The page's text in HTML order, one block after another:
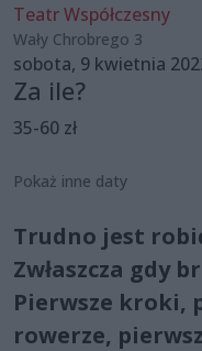
Teatr Współczesny
Wały Chrobrego 3
sobota, 9 kwietnia
Za ile?
35-60 zł
Pokaż inne daty
Trudno jest
Zwłaszcza gdy
Pierwsze kroki,
rowerze,